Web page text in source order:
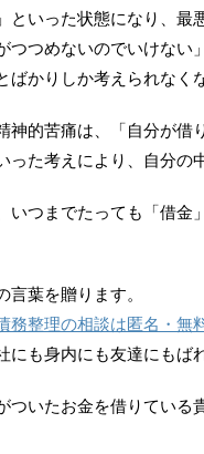
といった状態になり、
つつめないのでいけない
ばかりしか考えられなく
神的苦痛は、「自分が
った考えにより、自分の
いつまでたっても「借
葉を贈ります。
務整理の相談は匿名・無
にも身内にも友達にもば
ついたお金を借りてい